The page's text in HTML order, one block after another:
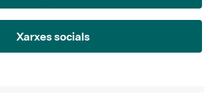
Xarxes socials